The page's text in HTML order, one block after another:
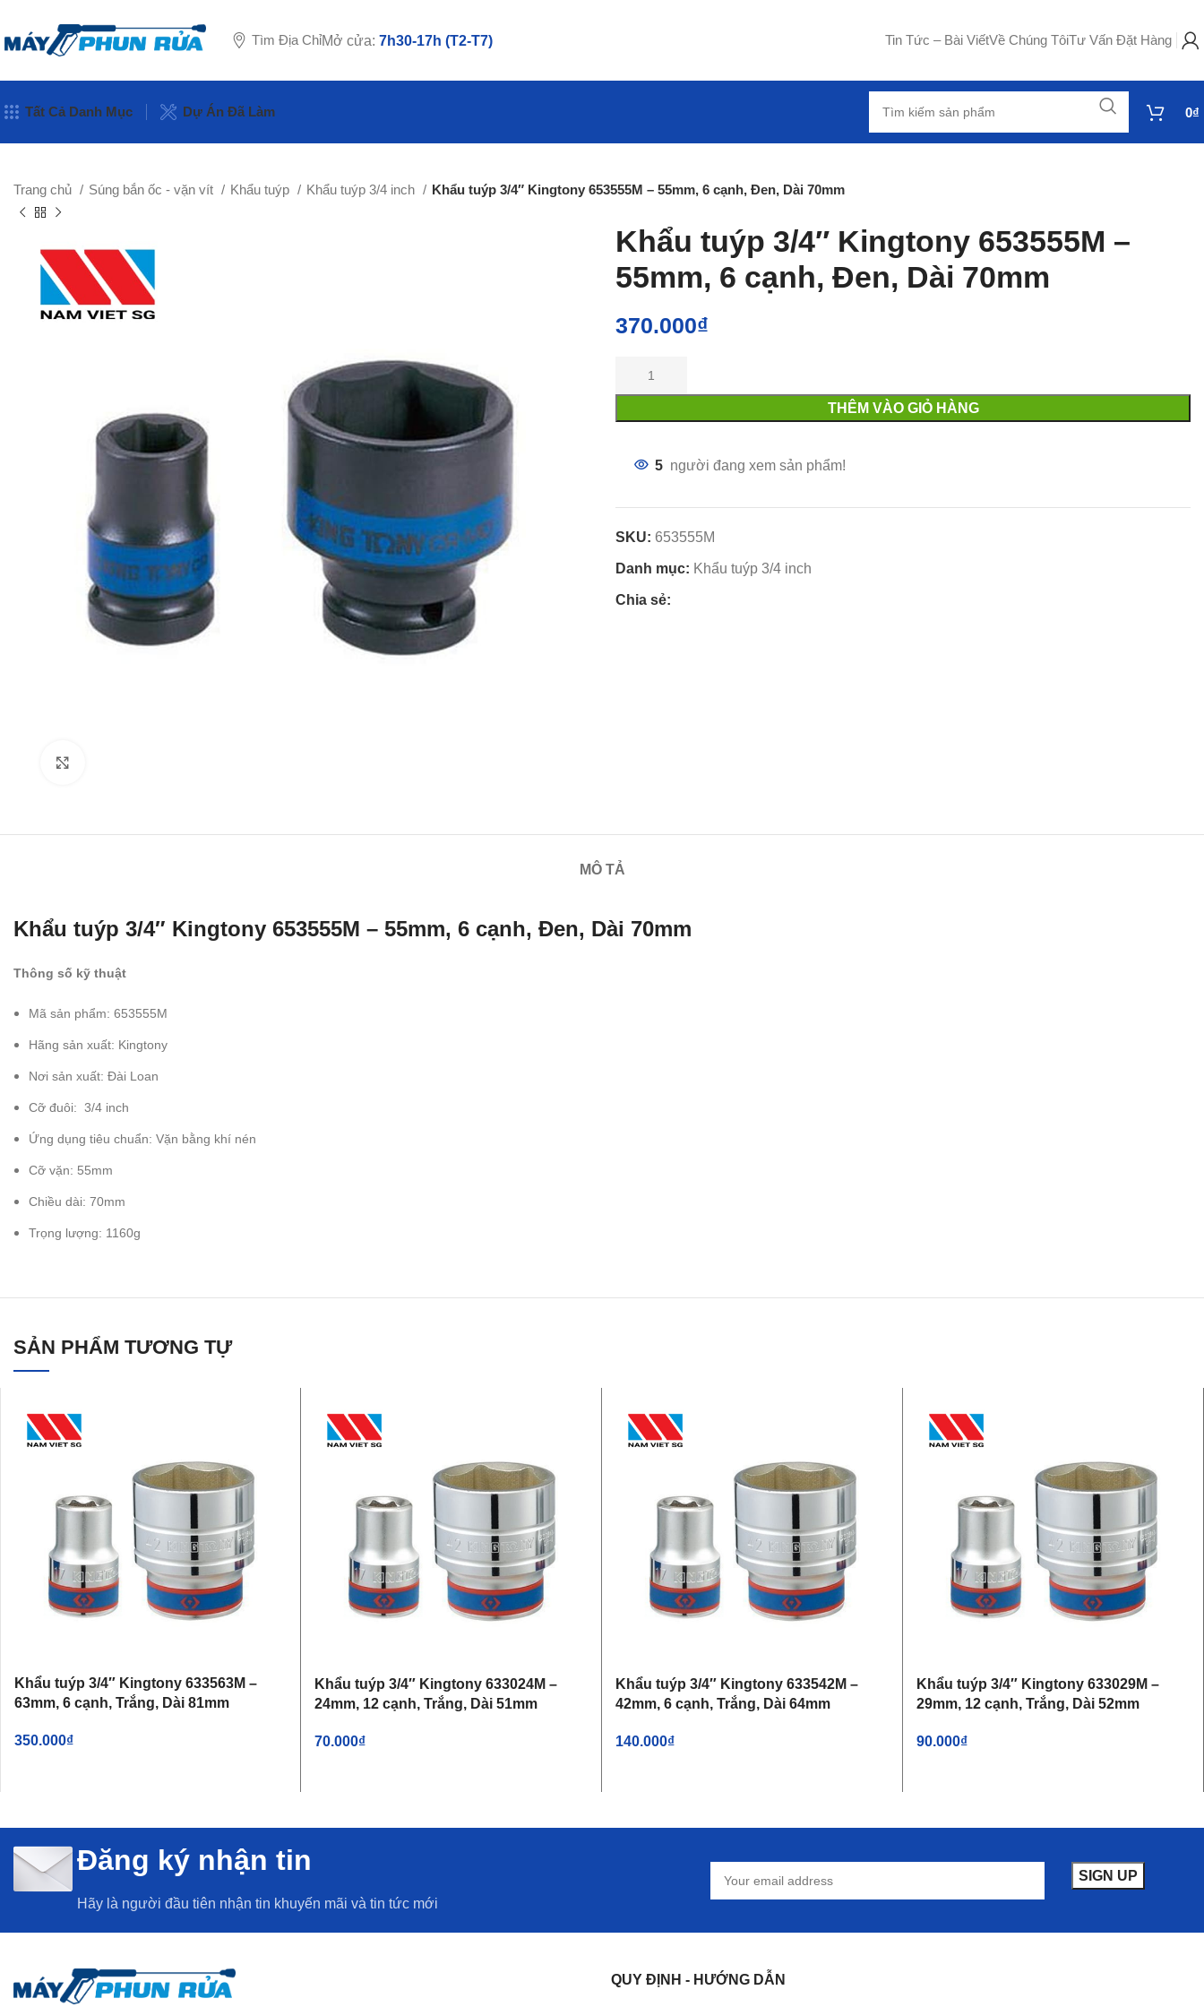
Tìm Địa ChỉMở cửa: 7h30-17h (T2-T7) Tin Tức – Bài ViếtVề Chúng TôiTư Vấn Đặt Hàng
Tất Cả Danh Mục Dự Án Đã Làm 0₫
Trang chủ Súng bắn ốc - vặn vít Khẩu tuýp Khẩu tuýp 3/4 inch Khẩu tuýp 3/4″ Kingtony 653555M – 55mm, 6 cạnh, Đen, Dài 70mm
Khẩu tuýp 3/4″ Kingtony 653555M –
55mm, 6 cạnh, Đen, Dài 70mm
370.000₫
THÊM VÀO GIỎ HÀNG
5 người đang xem sản phẩm!
SKU: 653555M
Danh mục: Khẩu tuýp 3/4 inch
Chia sẻ:
MÔ TẢ
Khẩu tuýp 3/4″ Kingtony 653555M – 55mm, 6 cạnh, Đen, Dài 70mm
Thông số kỹ thuật
Mã sản phẩm: 653555M
Hãng sản xuất: Kingtony
Nơi sản xuất: Đài Loan
Cỡ đuôi: 3/4 inch
Ứng dụng tiêu chuẩn: Vặn bằng khí nén
Cỡ vặn: 55mm
Chiều dài: 70mm
Trọng lượng: 1160g
SẢN PHẨM TƯƠNG TỰ
Khẩu tuýp 3/4″ Kingtony 633563M –
63mm, 6 cạnh, Trắng, Dài 81mm
350.000₫
Khẩu tuýp 3/4″ Kingtony 633024M –
24mm, 12 cạnh, Trắng, Dài 51mm
70.000₫
Khẩu tuýp 3/4″ Kingtony 633542M –
42mm, 6 cạnh, Trắng, Dài 64mm
140.000₫
Khẩu tuýp 3/4″ Kingtony 633029M –
29mm, 12 cạnh, Trắng, Dài 52mm
90.000₫
Đăng ký nhận tin
Hãy là người đầu tiên nhận tin khuyến mãi và tin tức mới
QUY ĐỊNH - HƯỚNG DẪN